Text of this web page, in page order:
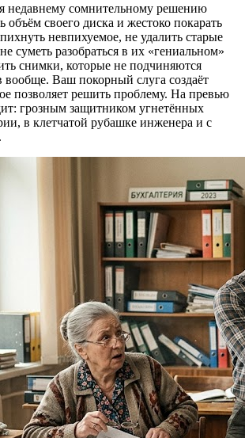
недавнему сомнительному решению
объём своего диска и жестоко покарать
невпихуемое, не удалить старые
суметь разобраться в их «гениальном»
снимки, которые не подчиняются
вообще. Ваш покорный слуга создаёт
позволяет решить проблему. На превью
грозным защитником угнетённых
в клетчатой рубашке инженера и с